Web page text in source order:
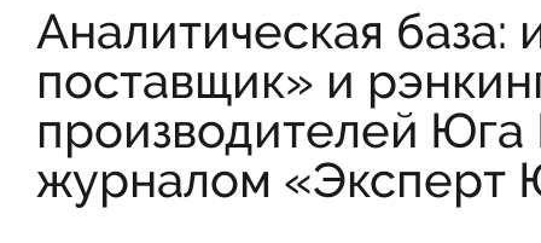
Аналитическая
поставщик» и
производителей
журналом «Эксперт